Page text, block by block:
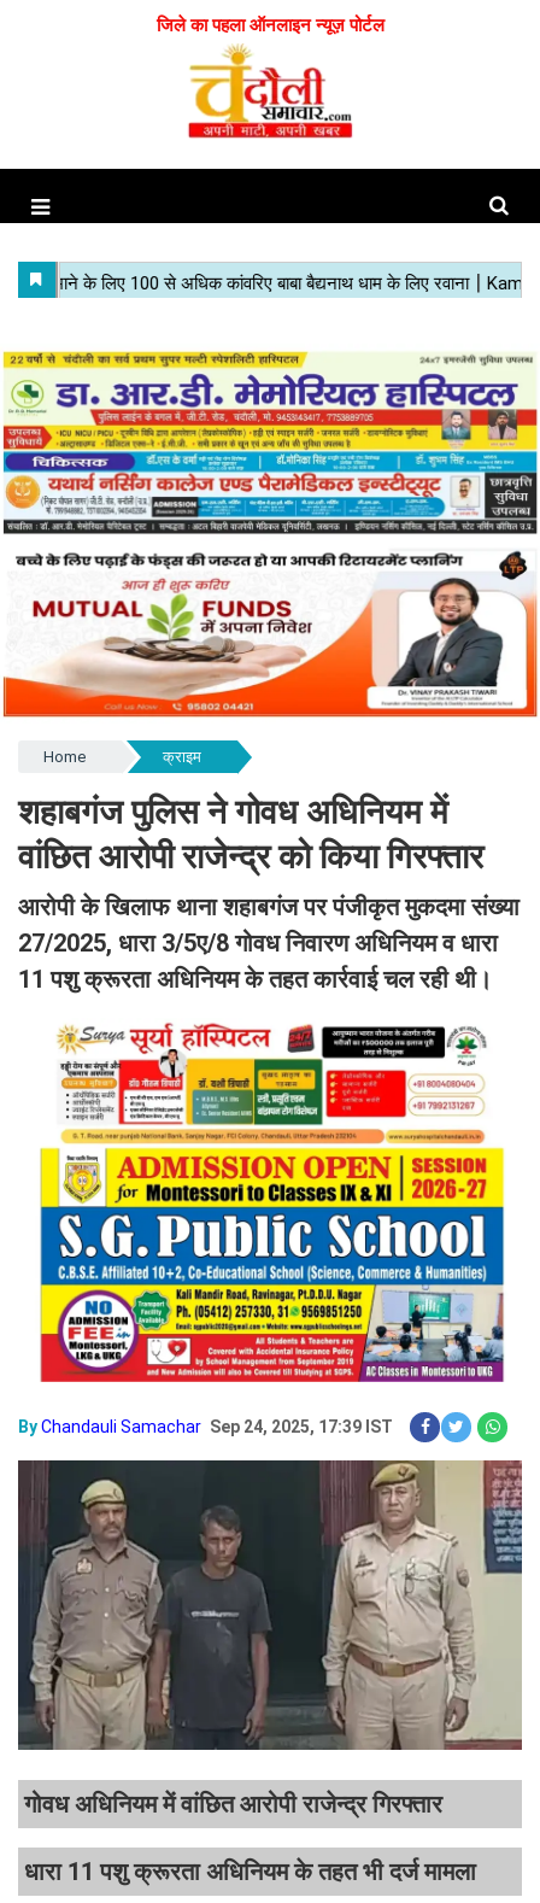
जिले का पहला ऑनलाइन न्यूज़ पोर्टल
Home क्राइम
शहाबगंज पुलिस ने गोवध अधिनियम में
वांछित आरोपी राजेन्द्र को किया गिरफ्तार
आरोपी के खिलाफ थाना शहाबगंज पर पंजीकृत मुकदमा संख्या
27/2025, धारा 3/5ए/8 गोवध निवारण अधिनियम व धारा
11 पशु क्रूरता अधिनियम के तहत कार्रवाई चल रही थी।
ByChandauli Samachar Sep 24, 2025, 17:39 IST
गोवध अधिनियम में वांछित आरोपी राजेन्द्र गिरफ्तार
धारा 11 पशु क्रूरता अधिनियम के तहत भी दर्ज मामला